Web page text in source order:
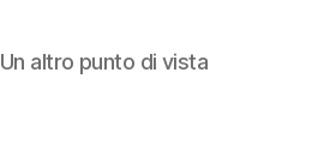
Un altro punto di vista